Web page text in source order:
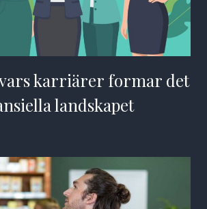
karriärer formar det
landskapet